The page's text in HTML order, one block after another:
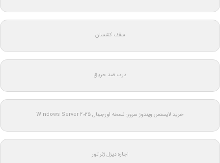
سقف کشسان
درب ضد حریق
خرید لایسنس ویندوز سرور: نسخه اورجینال Windows Server 2025
اجاره دیزل ژنراتور